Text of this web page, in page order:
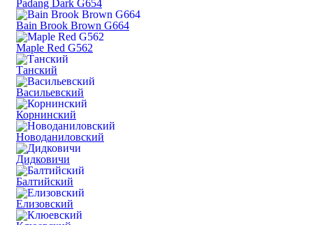
Padang Dark G654
Bain Brook Brown G664
Maple Red G562
Танский
Васильевский
Корнинский
Новоданиловский
Дидковичи
Балтийский
Елизовский